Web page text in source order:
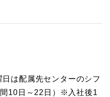
は配属先センターのシフ
間10日～22日）※入社後1